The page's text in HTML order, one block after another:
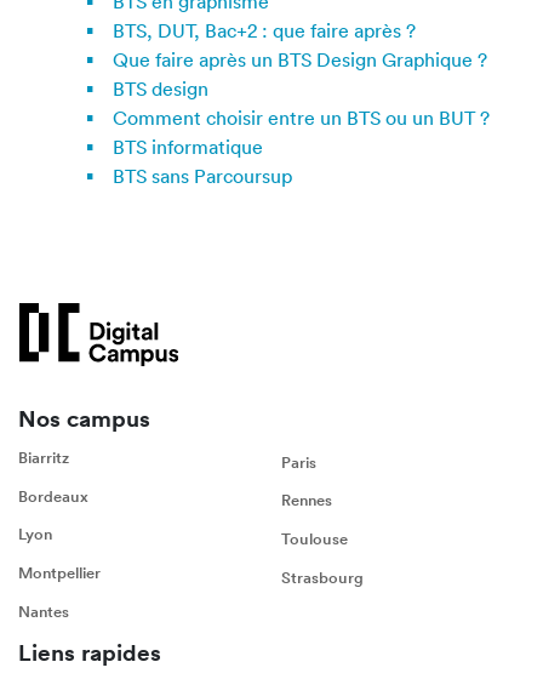
BTS, DUT, Bac+2 : que faire après ?
Que faire après un BTS Design Graphique ?
BTS design
Comment choisir entre un BTS ou un BUT ?
BTS informatique
BTS sans Parcoursup
Nos campus
Biarritz
Bordeaux
Lyon
Montpellier
Nantes
Paris
Rennes
Toulouse
Strasbourg
Liens rapides